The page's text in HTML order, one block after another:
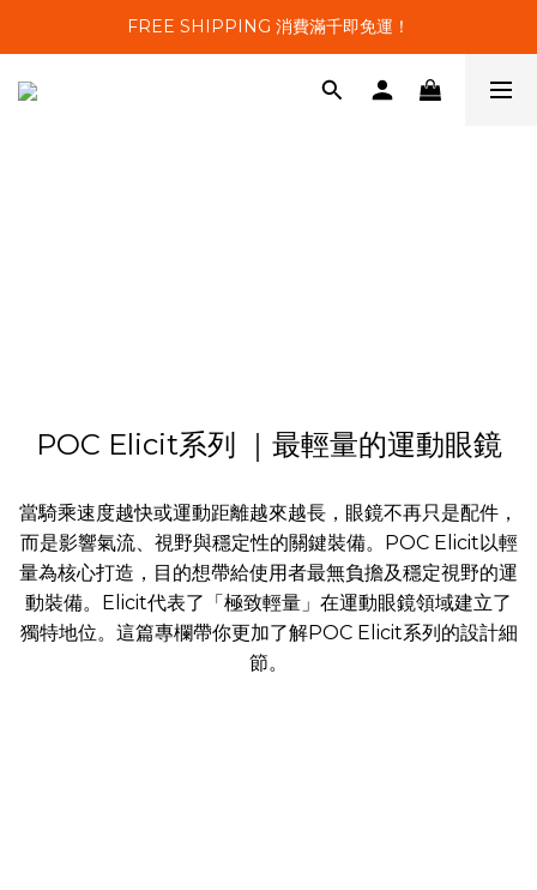
FREE SHIPPING 消費滿千即免運！
POC Elicit系列 ｜最輕量的運動眼鏡
當騎乘速度越快或運動距離越來越長，眼鏡不再只是配件，
而是影響氣流、視野與穩定性的關鍵裝備。POC Elicit以輕
量為核心打造，目的想帶給使用者最無負擔及穩定視野的運
動裝備。Elicit代表了「極致輕量」在運動眼鏡領域建立了
獨特地位。這篇專欄帶你更加了解POC Elicit系列的設計細
節。